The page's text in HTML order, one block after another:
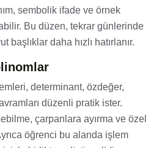
sembolik ifade ve örnek
Bu düzen, tekrar günlerinde
başlıklar daha hızlı hatırlanır.
determinant, özdeğer,
düzenli pratik ister.
çarpanlara ayırma ve özel
öğrenci bu alanda işlem